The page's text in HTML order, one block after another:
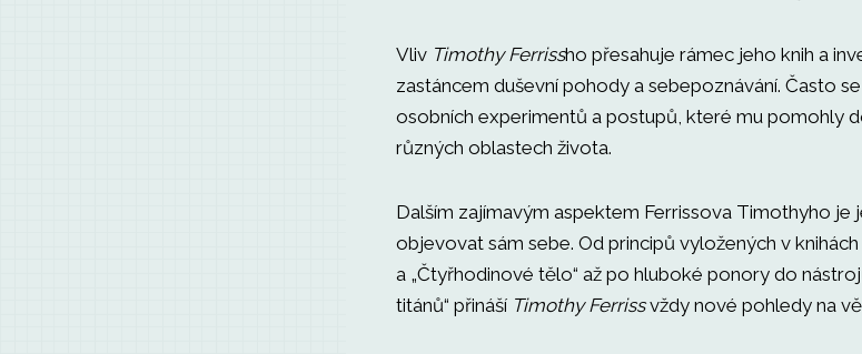
Vliv Timothy Ferrissho přesahuje rámec jeho knih a
zastáncem duševní pohody a sebepoznávání. Často
osobních experimentů a postupů, které mu pomohly
různých oblastech života.
Dalším zajímavým aspektem Ferrissova Timothyho je
objevovat sám sebe. Od principů vyložených v
a „Čtyřhodinové tělo“ až po hluboké ponory do
titánů“ přináší Timothy Ferrissvždy nové pohledy na